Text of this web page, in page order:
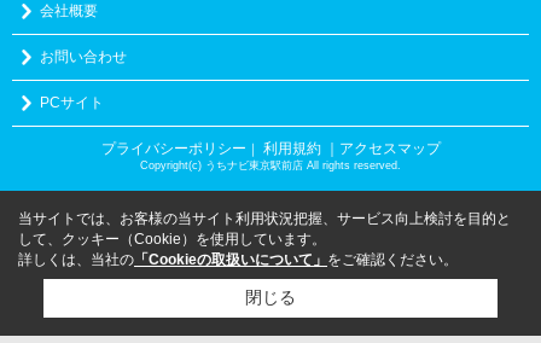
会社概要
お問い合わせ
PCサイト
プライバシーポリシー ｜ 利用規約 ｜アクセスマップ
Copyright(c) うちナビ東京駅前店 All rights reserved.
当サイトでは、お客様の当サイト利用状況把握、サービス向上検討を目的と
して、クッキー（Cookie）を使用しています。
詳しくは、当社の 「Cookieの取扱いについて」 をご確認ください。
閉じる